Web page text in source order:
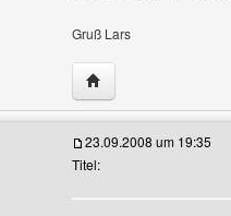
Gruß Lars
Website dieses
23.09.2008 um 19:35
Titel: